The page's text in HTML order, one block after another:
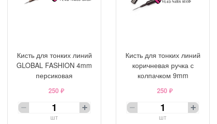
Кисть для тонких линий
GLOBAL FASHION 4mm
персиковая
250 ₽
шт
Кисть для тонких линий
коричневая ручка с
колпачком 9mm
250 ₽
шт